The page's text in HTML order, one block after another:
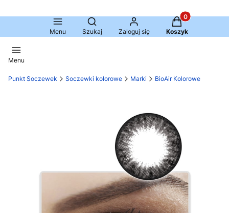
Menu
Otwórz wyszukiwarkę
Szukaj Zaloguj się
Produkty w
Koszyk
Menu
Punkt Soczewek Soczewki kolorowe Marki BioAir Kolorowe